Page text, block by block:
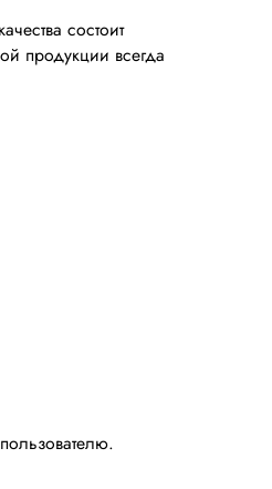
состоит
продукции всегда